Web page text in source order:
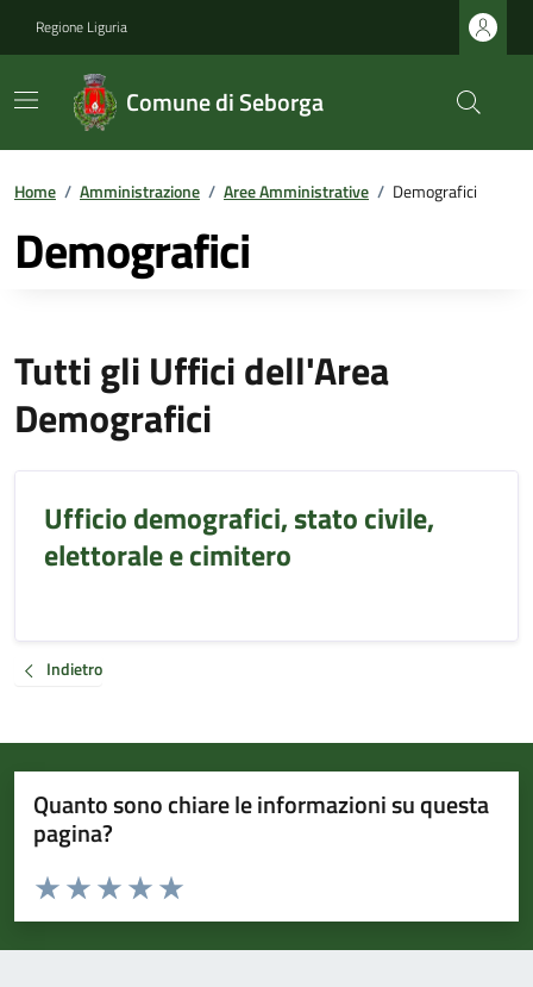
Regione Liguria
Comune di Seborga
Home / Amministrazione / Aree Amministrative / Demografici
Demografici
Tutti gli Uffici dell'Area
Demografici
Ufficio demografici, stato civile,
elettorale e cimitero
Indietro
Quanto sono chiare le informazioni su questa
pagina?
Valuta da 1 a 5 stelle la pagina
Valuta 5 stelle su 5
Valuta 4 stelle su 5
Valuta 3 stelle su 5
Valuta 2 stelle su 5
Valuta 1 stelle su 5